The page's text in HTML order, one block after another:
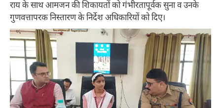
राय के साथ आमजन की शिकायतों को गंभीरतापूर्वक सुना व उनके
गुणवत्तापरक निस्तारण के निर्देश अधिकारियों को दिए।